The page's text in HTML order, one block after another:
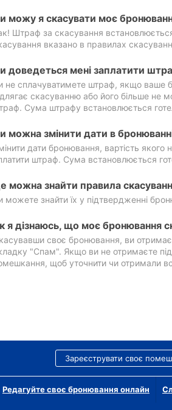
можу я скасувати моє
Штраф за скасування
вказано в правилах
доведеться мені заплатити
не сплачуватимете штраф, якщо ваше
скасуванню або його більше
Сума штрафу встановлюється
можна змінити дати в
дати бронювання, вартість
штраф. Сума встановлюється
можна знайти правила
можете знайти їх у підтвердженні
я дізнаюсь, що моє бронювання
своє бронювання, ви
"Спам". Якщо ви не отримаєте
щоб уточнити чи отримали
Зареєструвати своє
Редагуйте своє бронювання онлайн